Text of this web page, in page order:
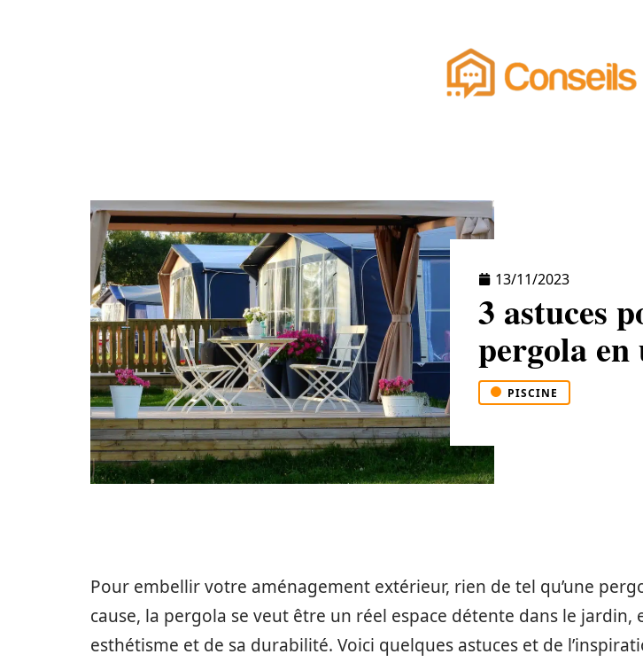
13/11/2023
3 astuces
pergola en
PISCINE
Pour embellir votre aménagement extérieur, rien de tel qu’une
cause, la pergola se veut être un réel espace détente dans le jardin,
esthétisme et de sa durabilité. Voici quelques astuces et de